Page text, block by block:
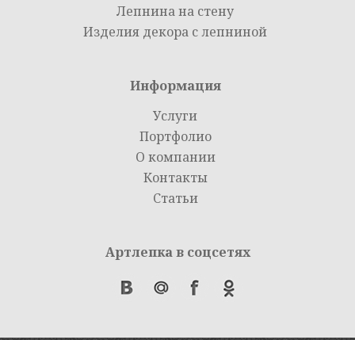
Лепнина на стену
Изделия декора с лепниной
Информация
Услуги
Портфолио
О компании
Контакты
Статьи
Артлепка в соцсетях